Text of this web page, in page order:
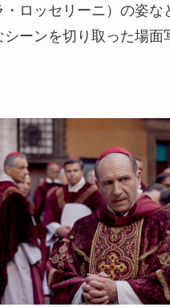
・ロッセリーニ）の姿
シーンを切り取った場面